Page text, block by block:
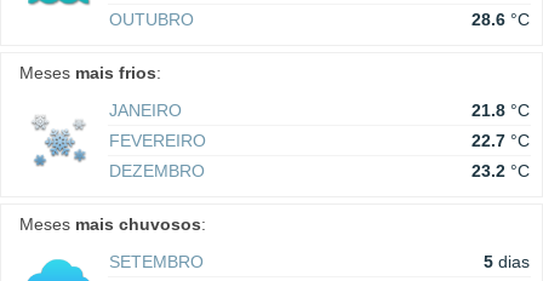
OUTUBRO
28.6 °C
Meses mais frios:
JANEIRO
21.8 °C
FEVEREIRO
22.7 °C
DEZEMBRO
23.2 °C
Meses mais chuvosos:
SETEMBRO
5 dias